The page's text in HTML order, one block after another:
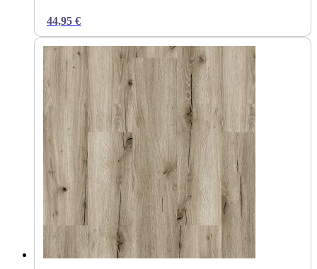
44,95 €